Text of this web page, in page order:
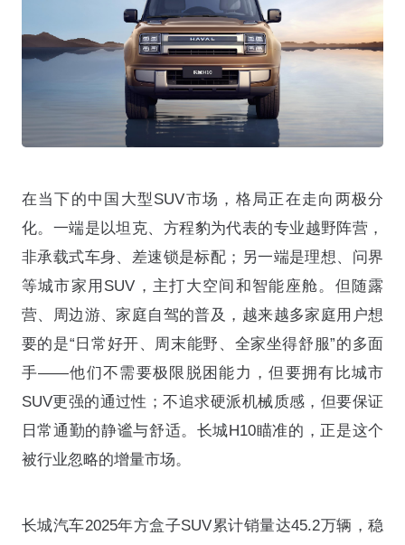
在当下的中国大型SUV市场，格局正在走向两极分
化。一端是以坦克、方程豹为代表的专业越野阵营，
非承载式车身、差速锁是标配；另一端是理想、问界
等城市家用SUV，主打大空间和智能座舱 。但随露
营、周边游、家庭自驾的普及，越来越多家庭用户想
要的是“日常好开、周末能野、全家坐得舒服”的多面
手——他们不需要极限脱困能力，但要拥有比城市
SUV更强的通过性；不追求硬派机械质感，但要保证
日常通勤的静谧与舒适。长城H10瞄准的，正是这个
被行业忽略的增量市场。
长城汽车2025年方盒子SUV累计销量达45.2万辆，稳